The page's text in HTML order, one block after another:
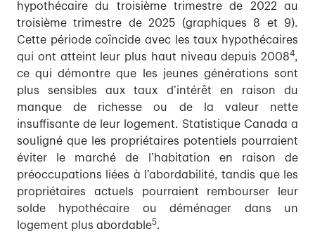
hypothécaire du troisième trimestre de 2022 au
troisième trimestre de 2025 (graphiques 8 et 9).
Cette période coïncide avec les taux hypothécaires
qui ont atteint leur plus haut niveau depuis 20084,
ce qui démontre que les jeunes générations sont
plus sensibles aux taux d’intérêt en raison du
manque de richesse ou de la valeur nette
insuffisante de leur logement. Statistique Canada a
souligné que les propriétaires potentiels pourraient
éviter le marché de l’habitation en raison de
préoccupations liées à l’abordabilité, tandis que les
propriétaires actuels pourraient rembourser leur
solde hypothécaire ou déménager dans un
logement plus abordable5.